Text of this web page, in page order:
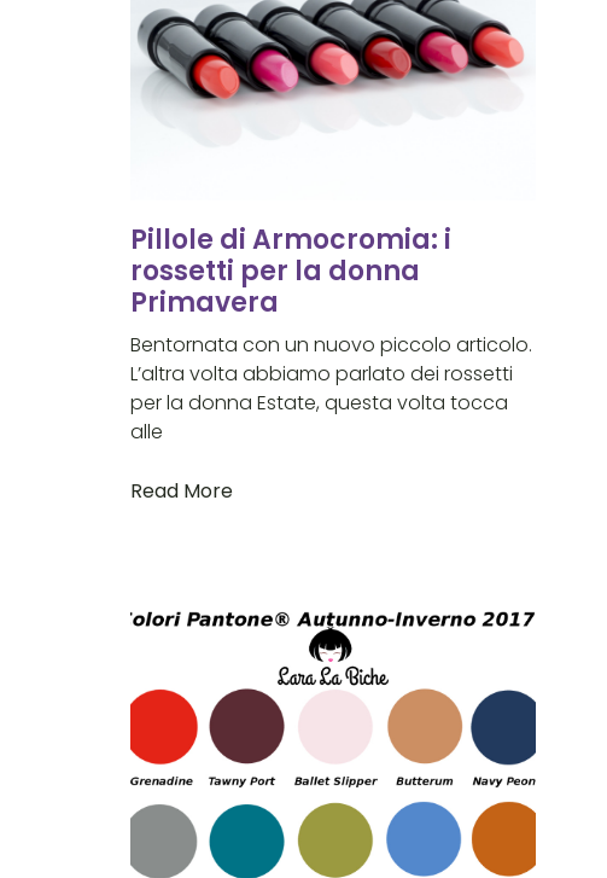
Pillole di Armocromia: i
rossetti per la donna
Primavera
Bentornata con un nuovo piccolo articolo.
L’altra volta abbiamo parlato dei rossetti
per la donna Estate, questa volta tocca
alle
Read More